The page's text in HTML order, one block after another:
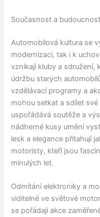
Současnost a
Automobilová kultura se
modernizaci, tak i k
vznikají kluby a sdružení,
údržbu starých
vzdělávací programy a
mohou setkat a sdílet
uspořádává soutěže a
nádherné kusy umění
lesk a elegance přitahují
motoristy, kteří jsou
minulých let.
Odmítání elektroniky a
viditelné ve světové
se pořádají akce